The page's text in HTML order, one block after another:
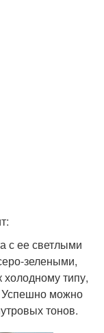
с ее светлыми
зелеными,
холодному типу,
Успешно можно
тонов.